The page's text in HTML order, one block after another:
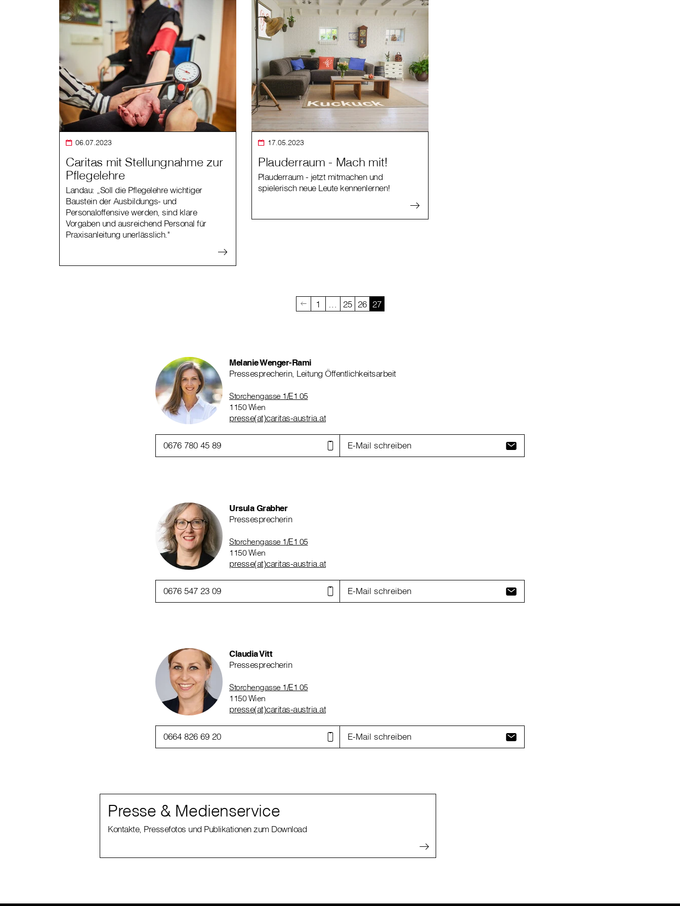
06.07.2023
Caritas mit Stellungnahme zur
Pflegelehre
Landau: „Soll die Pflegelehre wichtiger
Baustein der Ausbildungs- und
Personaloffensive werden, sind klare
Vorgaben und ausreichend Personal für
Praxisanleitung unerlässlich."
17.05.2023
Plauderraum - Mach mit!
Plauderraum - jetzt mitmachen und
spielerisch neue Leute kennenlernen!
1 25 26 27
Melanie Wenger-Rami
Pressesprecherin, Leitung Öffentlichkeitsarbeit
Storchengasse 1/E1 05
1150 Wien
presse(at)caritas-austria.at
0676 780 45 89 E-Mail schreiben
Ursula Grabher
Pressesprecherin
Storchengasse 1/E1 05
1150 Wien
presse(at)caritas-austria.at
0676 547 23 09 E-Mail schreiben
Claudia Vitt
Pressesprecherin
Storchengasse 1/E1 05
1150 Wien
presse(at)caritas-austria.at
0664 826 69 20 E-Mail schreiben
Presse & Medienservice
Kontakte, Pressefotos und Publikationen zum Download